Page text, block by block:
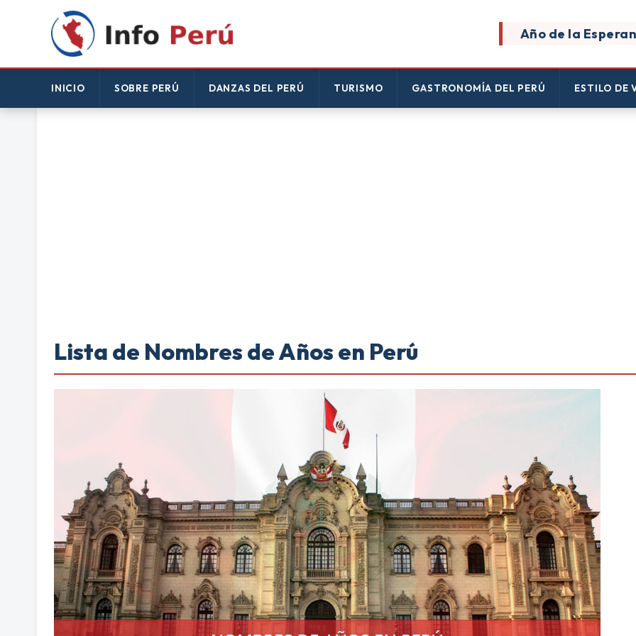
Año de la
INICIO SOBRE PERÚ DANZAS DEL PERÚ TURISMO GASTRONOMÍA DEL PERÚ ESTILO DE
Lista de Nombres de Años en Perú